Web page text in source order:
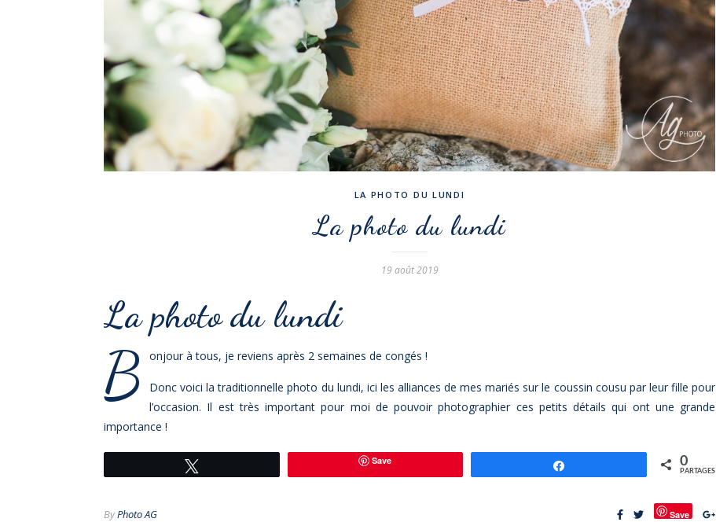
LA PHOTO DU LUNDI
La photo du lundi
19 août 2019
La photo du lundi
B onjour à tous, je reviens après 2 semaines de congés !
Donc voici la traditionnelle photo du lundi, ici les alliances de mes mariés sur le coussin cousu par leur fille pour
l’occasion. Il est très important pour moi de pouvoir photographier ces petits détails qui ont une grande
importance !
Save 0
PARTAGES
ByPhoto AG Save